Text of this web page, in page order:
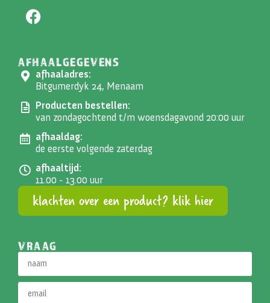
AFHAALGEGEVENS
afhaaladres:
Bitgumerdyk 24, Menaam
Producten bestellen:
van zondagochtend t/m woensdagavond 20:00 uur
afhaaldag:
de eerste volgende zaterdag
afhaaltijd:
11.00 - 13.00 uur
klachten over een product? klik hier
VRAAG